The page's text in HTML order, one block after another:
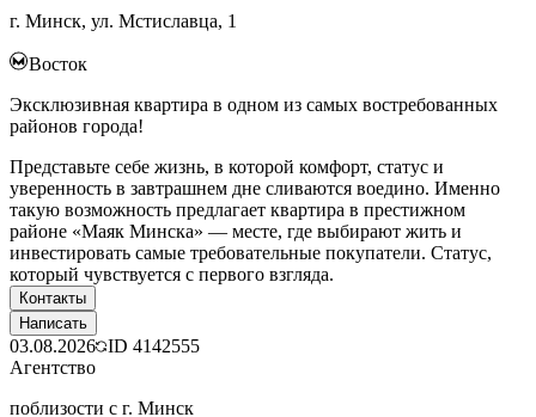
г. Минск, ул. Мстиславца, 1
Восток
Эксклюзивная квартира в одном из самых востребованных
районов города!
Представьте себе жизнь, в которой комфорт, статус и
уверенность в завтрашнем дне сливаются воедино. Именно
такую возможность предлагает квартира в престижном
районе «Маяк Минска» — месте, где выбирают жить и
инвестировать самые требовательные покупатели. Статус,
который чувствуется с первого взгляда.
Контакты
Написать
03.08.2026 ID 4142555
Агентство
поблизости с г. Минск